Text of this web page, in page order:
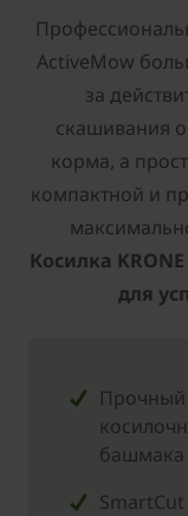
ActiveMow
за
скашивания
корма, а
компактной и
Косилка
для
Прочный
башмака